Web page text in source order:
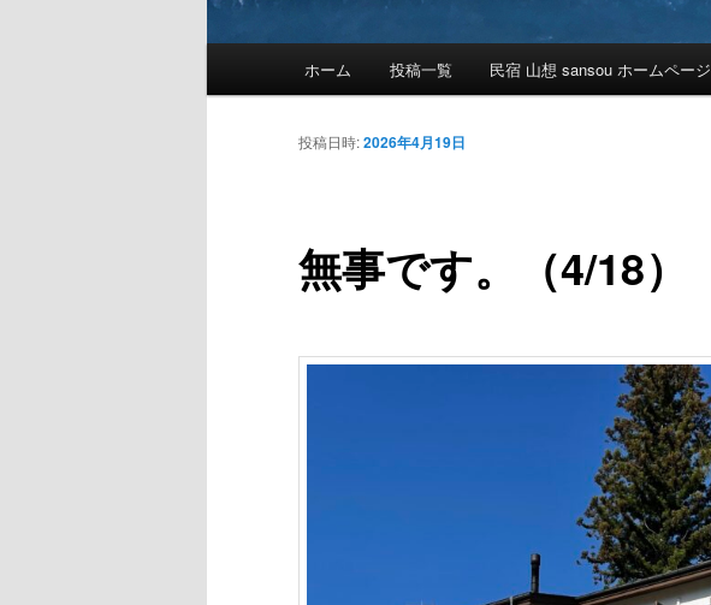
メ
イ
コ
テ
ホーム 投稿一覧 民宿 山想 sansou ホームページ
無事です。（4/18）
投稿日時:2026年4月19日